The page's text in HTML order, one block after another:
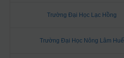
Trường Đại Học Lạc Hồng
Trường Đại Học Nông Lâm Huế